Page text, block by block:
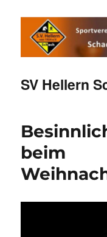
SV Hellern
beim